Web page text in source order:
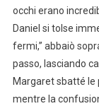
occhi erano
Daniel si tolse
fermi,” abbaiò
passo, lasciando
Margaret sbatté le
mentre la